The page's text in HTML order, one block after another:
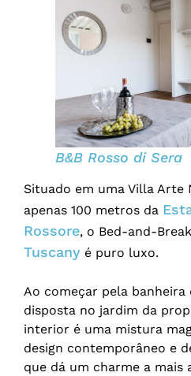
B&B Rosso di Sera
Situado em uma Villa Arte
apenas 100 metros da
Rossore, o Bed-and-
Tuscany é puro luxo.
Ao começar pela banheira
disposta no jardim da
interior é uma mistura
design contemporâneo e
que dá um charme a mais